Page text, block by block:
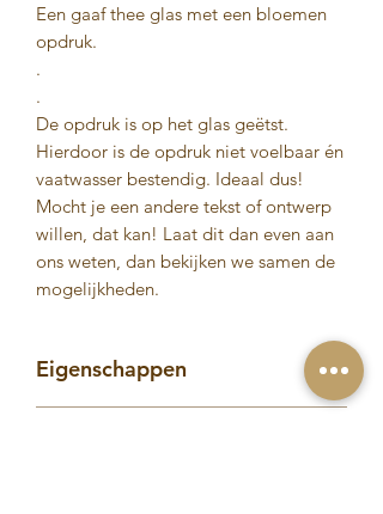
Een gaaf thee glas met een bloemen
opdruk.
.
.
De opdruk is op het glas geëtst.
Hierdoor is de opdruk niet voelbaar én
vaatwasser bestendig. Ideaal dus!
Mocht je een andere tekst of ontwerp
willen, dat kan! Laat dit dan even aan
ons weten, dan bekijken we samen de
mogelijkheden.
Eigenschappen